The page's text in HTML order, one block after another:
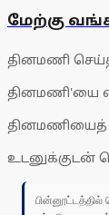
மேற்கு
தினமணி
தினமணி'யை
உடனுக்குடன்
பின்னூட்டத்தில்